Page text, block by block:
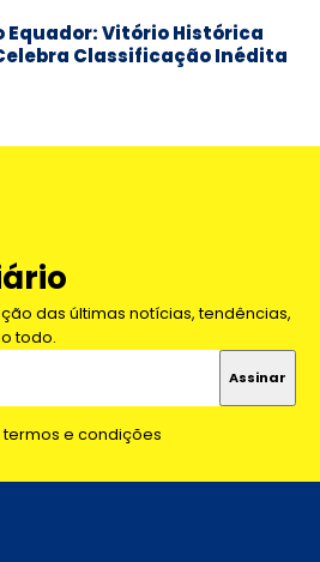
Equador: Vitório Histórica
Classificação Inédita
das últimas notícias, tendências,
todo.
e condições